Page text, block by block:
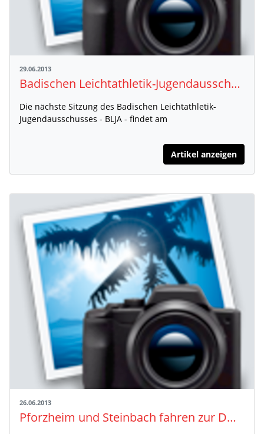
29.06.2013
Badischen Leichtathletik-Jugendausschusses - BLJA -
Die nächste Sitzung des Badischen Leichtathletik-
Jugendausschusses - BLJA - findet am
Artikel anzeigen
26.06.2013
Pforzheim und Steinbach fahren zur DM der Aktiven nach Ulm – Starke Einzelsieger